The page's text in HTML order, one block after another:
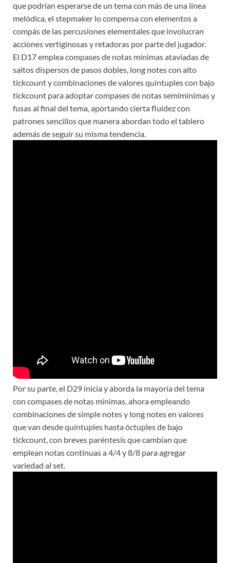
que podrían esperarse de un tema con más de una línea
melódica, el stepmaker lo compensa con elementos a
compás de las percusiones elementales que involucran
acciones vertiginosas y retadoras por parte del jugador.
El D17 emplea compases de notas mínimas ataviadas de
saltos dispersos de pasos dobles, long notes con alto
tickcount y combinaciones de valores quíntuples con bajo
tickcount para adoptar compases de notas semimínimas y
fusas al final del tema, aportando cierta fluidez con
patrones sencillos que manera abordan todo el tablero
además de seguir su misma tendencia.
Por su parte, el D29 inicia y aborda la mayoría del tema
con compases de notas mínimas, ahora empleando
combinaciones de simple notes y long notes en valores
que van desde quíntuples hasta óctuples de bajo
tickcount, con breves paréntesis que cambian que
emplean notas continuas a 4/4 y 8/8 para agregar
variedad al set.